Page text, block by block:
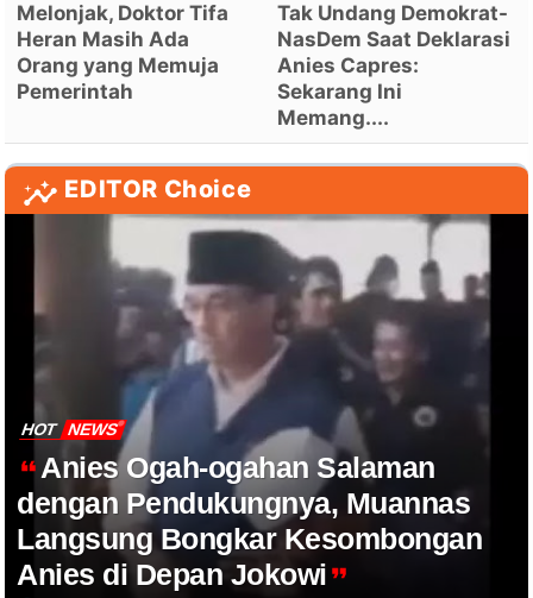
Melonjak, Doktor Tifa
Heran Masih Ada
Orang yang Memuja
Pemerintah
Tak Undang Demokrat-
NasDem Saat Deklarasi
Anies Capres:
Sekarang Ini
Memang....
EDITOR Choice
HOT NEWS
Anies Ogah-ogahan Salaman
dengan Pendukungnya, Muannas
Langsung Bongkar Kesombongan
Anies di Depan Jokowi